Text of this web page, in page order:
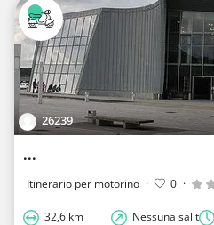
26239
...
Itinerario per motorino · 0 ·
32,6 km Nessuna salita